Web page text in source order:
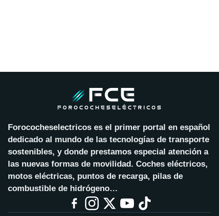
Forococheselectricos es el primer portal en español
dedicado al mundo de las tecnologías de transporte
sostenibles, y donde prestamos especial atención a
las nuevas formas de movilidad. Coches eléctricos,
motos eléctricas, puntos de recarga, pilas de
combustible de hidrógeno…